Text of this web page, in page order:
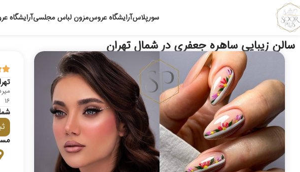
سورپلاسآرایشگاه عروسمزون لباس مجلسیآرایشگاه
سالن زیبایی ساهره جعفری در شمال تهران
16